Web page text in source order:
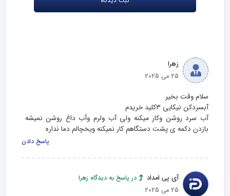
زهرا
25 می 2025
آب سرد روشن وکار میکنه ولی آب ولرم وآب داغ روشن نمیشه
بازدن دکمه ی پشت دستگاهم کار نمیکنه ویخچالم دما نداره
پاسخ دادن
آی پی امداد
در پاسخ به دیدگاه زهرا
25 می 2025